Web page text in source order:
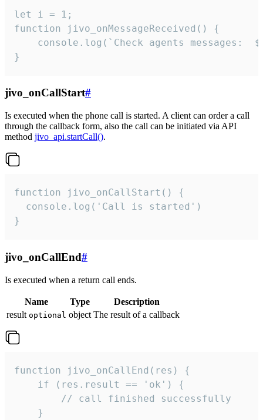
let i = 1;
function jivo_onMessageReceived() {
}
jivo_onCallStart#
Is executed when the phone call is started. A client can order a call
through the callback form, also the call can be initiated via API
method jivo_api.startCall().
function jivo_onCallStart() {
  console.log('Call is started')
}
jivo_onCallEnd#
Is executed when a return call ends.
Name Type
Description
result optional object The result of a callback
function jivo_onCallEnd(res) {
    if (res.result == 'ok') {
        // call finished successfully
    }